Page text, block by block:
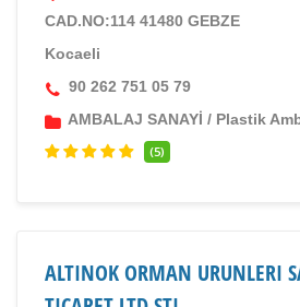
CAD.NO:114 41480 GEBZE
Kocaeli
90 262 751 05 79
AMBALAJ SANAYİ / Plastik
(5)
ALTINOK ORMAN URUNLERI